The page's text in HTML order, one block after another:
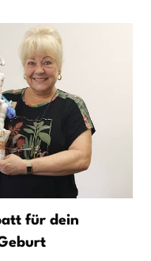
für dein